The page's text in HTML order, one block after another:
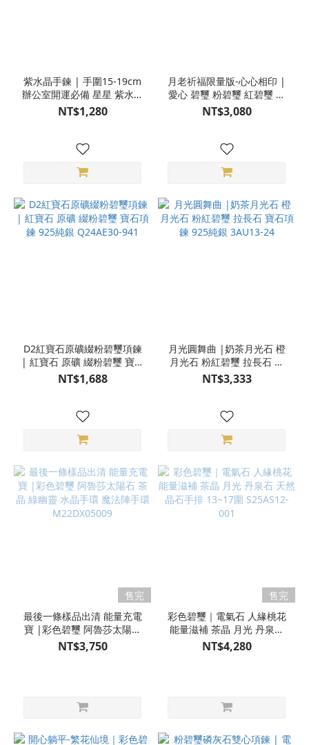
紫水晶手鍊 | 手圍15-19cm
辦公室開運必備 星星 紫水晶
天山翠 琥珀 碧璽 摩根石 智
慧貴人 頂輪 寶石手鍊
NT$1,280
月老祈福限量版-心心相印 |
愛心 碧璽 粉碧璽 紅碧璽 海
水藍寶 紫水晶 有燒黃水晶
寶石手鍊 925純銀
NT$3,080
D2紅寶石原礦綴粉碧璽項鍊
| 紅寶石 原礦 綴粉碧璽 寶石
項鍊 925純銀 Q24AE30-941
NT$1,688
月光圓舞曲 |奶茶月光石 橙
月光石 粉紅碧璽 拉長石 寶
石項鍊 925純銀 3AU13-24
NT$3,333
售完
最後一條樣品出清 能量充電
寶 |彩色碧璽 阿魯莎太陽石
茶晶 綠幽靈 水晶手環 魔法
陣手環 M22DX05009
NT$3,750
售完
彩色碧璽｜電氣石 人緣桃花
能量滋補 茶晶 月光 丹泉石
天然晶石手排 13~17圍
S25AS12-001
NT$4,280